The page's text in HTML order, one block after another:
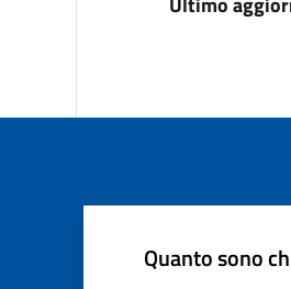
Quanto sono